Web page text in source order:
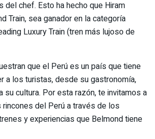
del chef. Esto ha hecho que Hiram
Train, sea ganador en la categoría
Luxury Train (tren más lujoso de
que el Perú es un país que tiene
a los turistas, desde su gastronomía,
su cultura. Por esta razón, te invitamos a
del Perú a través de los
y experiencias que Belmond tiene